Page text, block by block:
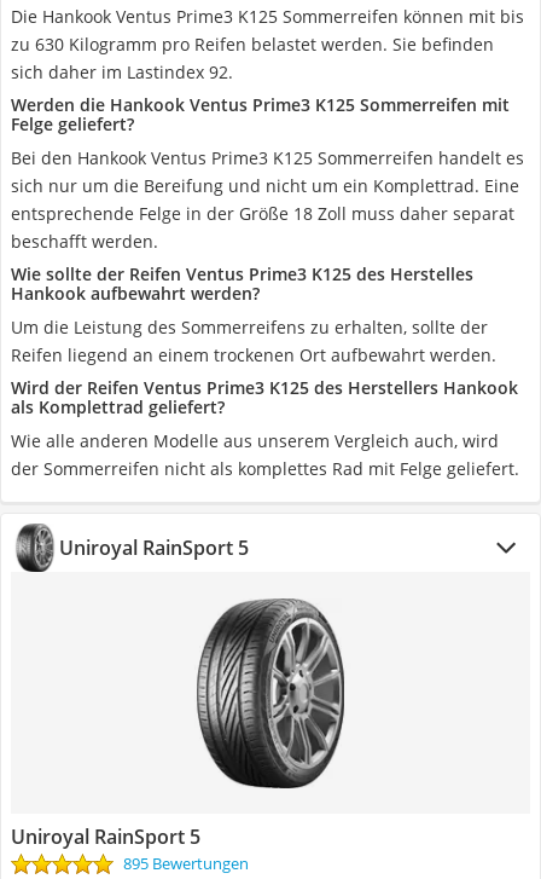
Die Hankook Ventus Prime3 K125 Sommerreifen können mit bis
zu 630 Kilogramm pro Reifen belastet werden. Sie befinden
sich daher im Lastindex 92.
Werden die Hankook Ventus Prime3 K125 Sommerreifen mit
Felge geliefert?
Bei den Hankook Ventus Prime3 K125 Sommerreifen handelt es
sich nur um die Bereifung und nicht um ein Komplettrad. Eine
entsprechende Felge in der Größe 18 Zoll muss daher separat
beschafft werden.
Wie sollte der Reifen Ventus Prime3 K125 des Herstelles
Hankook aufbewahrt werden?
Um die Leistung des Sommerreifens zu erhalten, sollte der
Reifen liegend an einem trockenen Ort aufbewahrt werden.
Wird der Reifen Ventus Prime3 K125 des Herstellers Hankook
als Komplettrad geliefert?
Wie alle anderen Modelle aus unserem Vergleich auch, wird
der Sommerreifen nicht als komplettes Rad mit Felge geliefert.
Uniroyal RainSport 5
Uniroyal RainSport 5
895 Bewertungen